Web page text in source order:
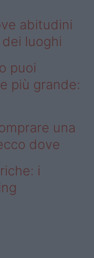
abitudini
luoghi
puoi
più grande:
una
dove
i